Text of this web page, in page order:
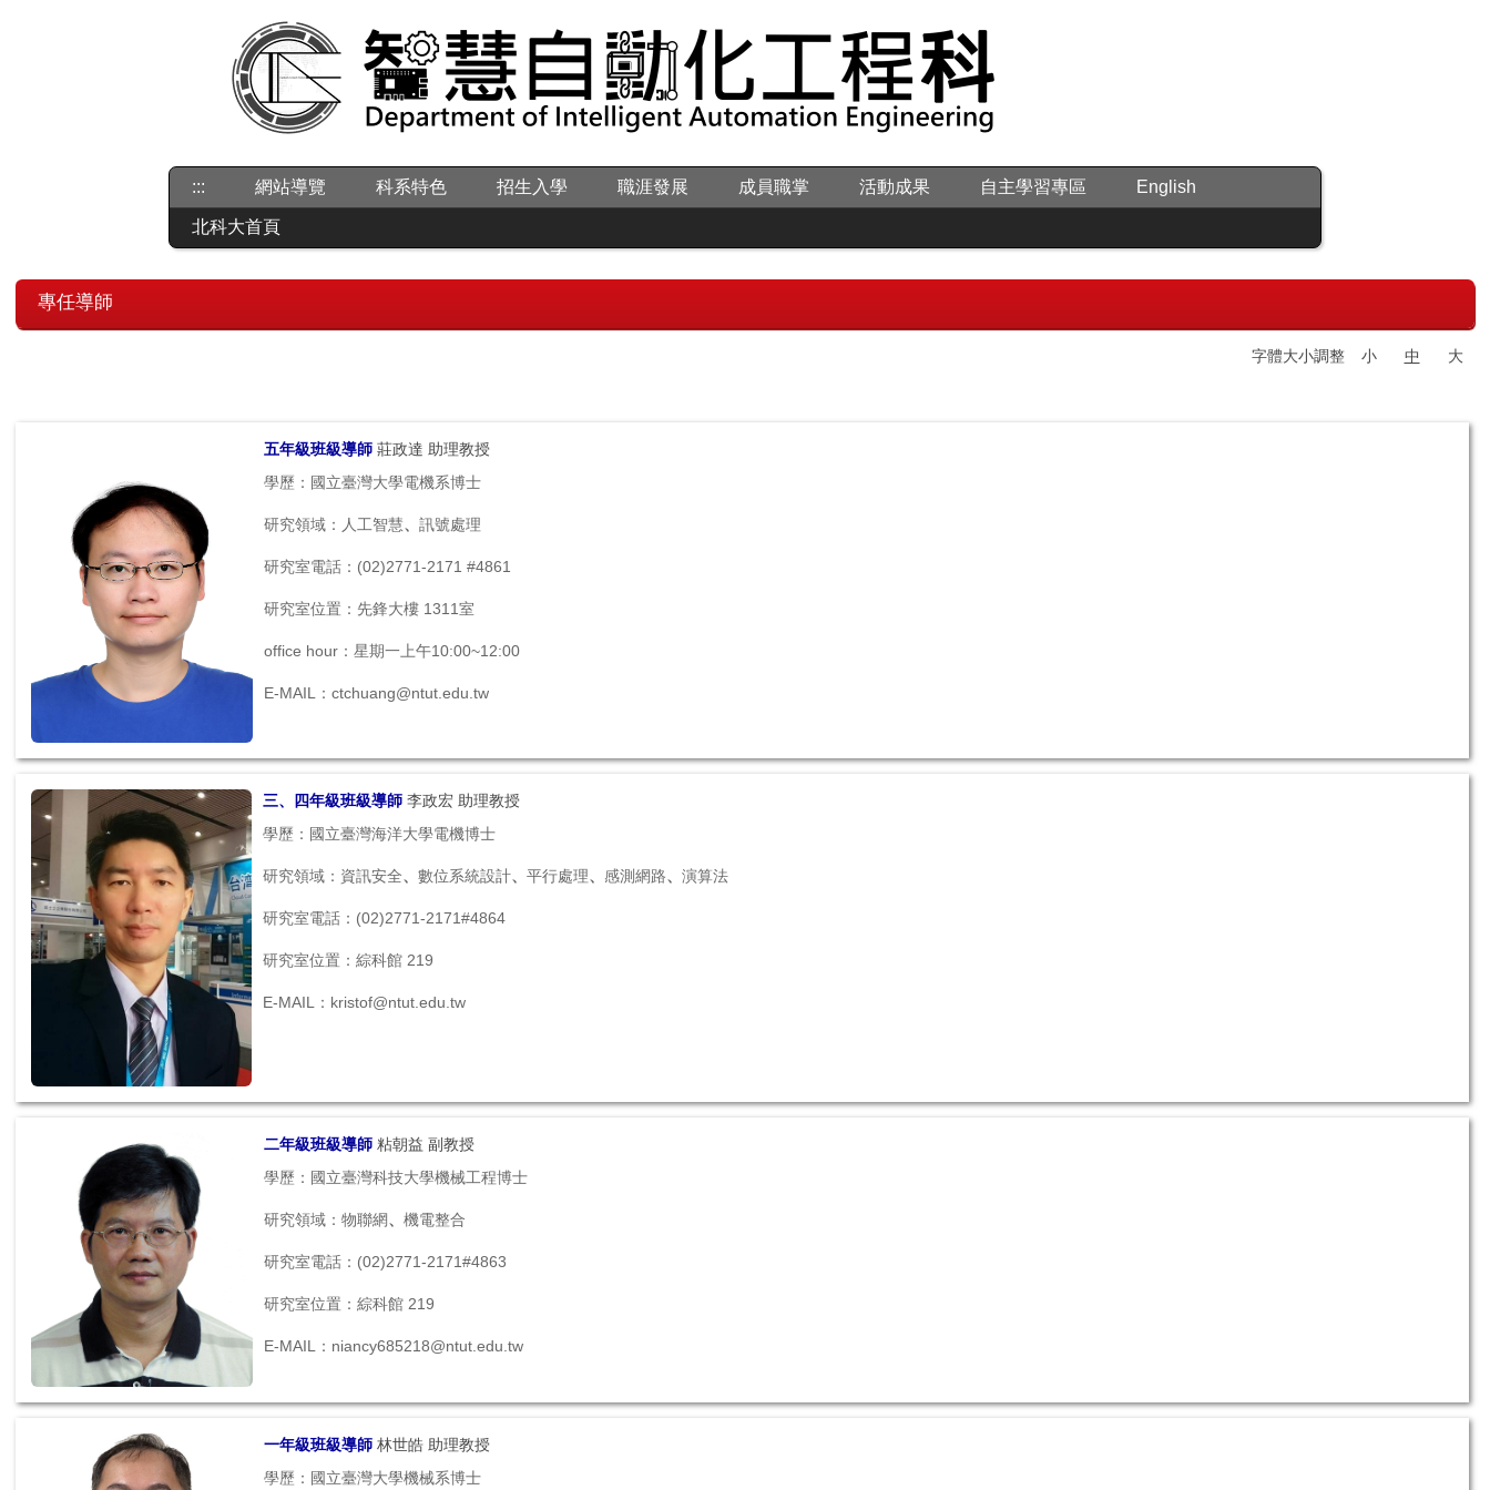
::: 網站導覽 科系特色 招生入學 職涯發展 成員職掌 活動成果 自主學習專區 English
北科大首頁
專任導師
字體大小調整 小 中 大
五年級班級導師 莊政達 助理教授
學歷：國立臺灣大學電機系博士
研究領域：人工智慧、 訊號處理
研究室電話：(02)2771-2171 #4861
研究室位置：先鋒大樓 1311室
office hour：星期一上午10:00~12:00
E-MAIL：ctchuang@ntut.edu.tw
三、四年級班級導師 李政宏 助理教授
學歷：國立臺灣海洋大學電機博士
研究領域：資訊安全、 數位系統設計、 平行處理、 感測網路、 演算法
研究室電話：(02)2771-2171#4864
研究室位置：綜科館 219
E-MAIL：kristof@ntut.edu.tw
二年級班級導師 粘朝益 副教授
學歷：國立臺灣科技大學機械工程博士
研究領域：物聯網、 機電整合
研究室電話：(02)2771-2171#4863
研究室位置：綜科館 219
E-MAIL：niancy685218@ntut.edu.tw
一年級班級導師 林世皓 助理教授
學歷：國立臺灣大學機械系博士